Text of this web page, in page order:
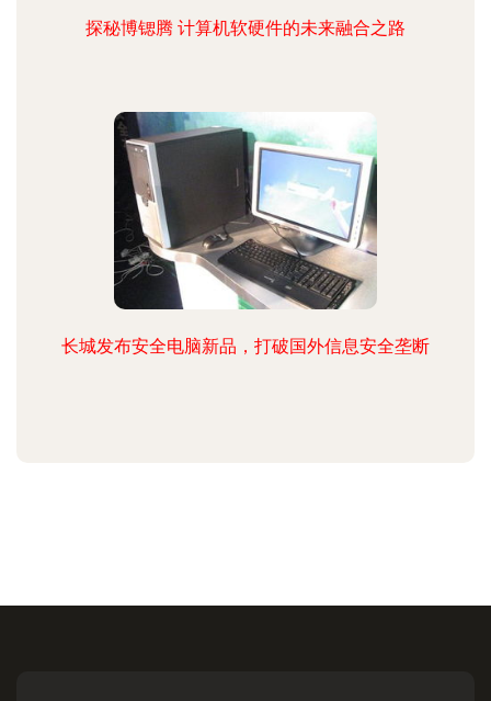
探秘博锶腾 计算机软硬件的未来融合之路
长城发布安全电脑新品，打破国外信息安全垄断